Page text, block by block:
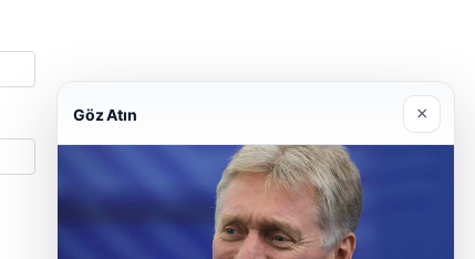
Göz Atın ×